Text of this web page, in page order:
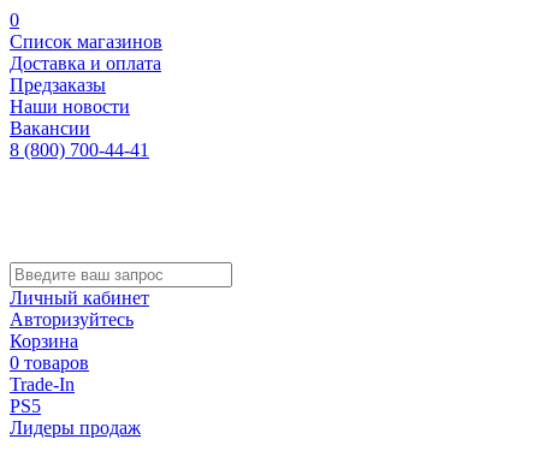
0
Список магазинов
Доставка и оплата
Предзаказы
Наши новости
Вакансии
8 (800) 700-44-41
Личный кабинет
Авторизуйтесь
Корзина
0 товаров
Trade-In
PS5
Лидеры продаж